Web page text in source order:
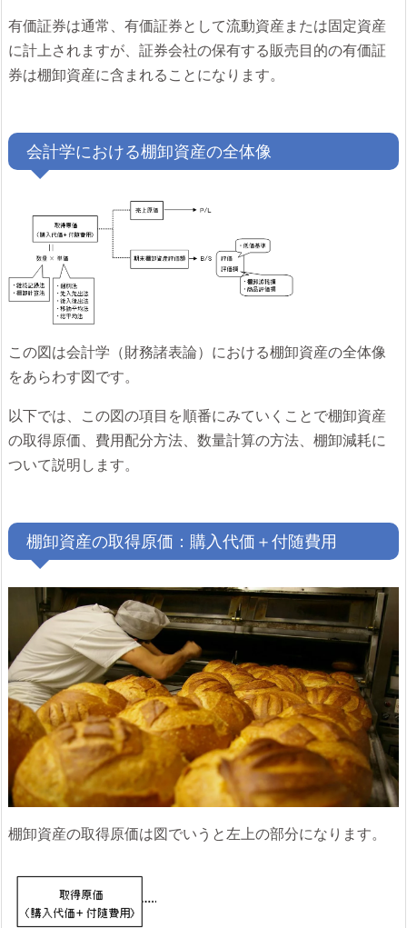
有価証券は通常、有価証券として流動資産または固定資産
に計上されますが、証券会社の保有する販売目的の有価証
券は棚卸資産に含まれることになります。
会計学における棚卸資産の全体像
この図は会計学（財務諸表論）における棚卸資産の全体像
をあらわす図です。
以下では、この図の項目を順番にみていくことで棚卸資産
の取得原価、費用配分方法、数量計算の方法、棚卸減耗に
ついて説明します。
棚卸資産の取得原価：購入代価＋付随費用
棚卸資産の取得原価は図でいうと左上の部分になります。